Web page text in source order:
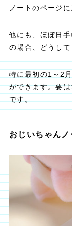
ノートのページ
他にも、ほぼ日
の場合、どうし
特に最初の1～2
ができます。要
です。
おじいちゃん